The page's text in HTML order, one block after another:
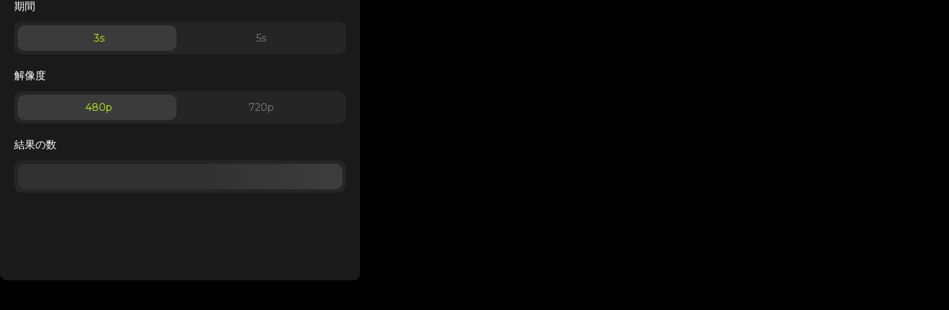
期間
3s 5s
解像度
480p 720p
結果の数